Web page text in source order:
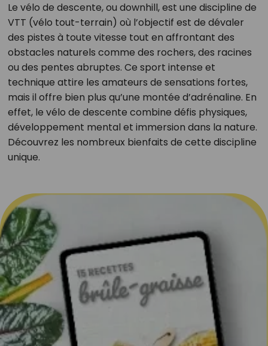
Le vélo de descente, ou downhill, est une discipline de
VTT (vélo tout-terrain) où l’objectif est de dévaler
des pistes à toute vitesse tout en affrontant des
obstacles naturels comme des rochers, des racines
ou des pentes abruptes. Ce sport intense et
technique attire les amateurs de sensations fortes,
mais il offre bien plus qu’une montée d’adrénaline. En
effet, le vélo de descente combine défis physiques,
développement mental et immersion dans la nature.
Découvrez les nombreux bienfaits de cette discipline
unique.